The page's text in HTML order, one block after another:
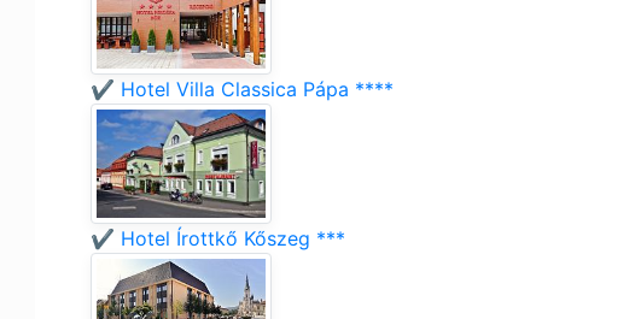
✔️ Hotel Villa Classica Pápa ****
✔️ Hotel Írottkő Kőszeg ***